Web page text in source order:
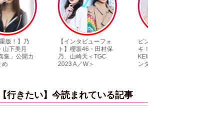
【インタビューフォ
ト】櫻坂46・田村保
乃、山崎天＜TGC
ピンクの衣装がステ
キ！ 「ME:I」MIU＆
KEIKO撮り下ろしイ
ンタビューフォト
【行きたい】今読まれている記事